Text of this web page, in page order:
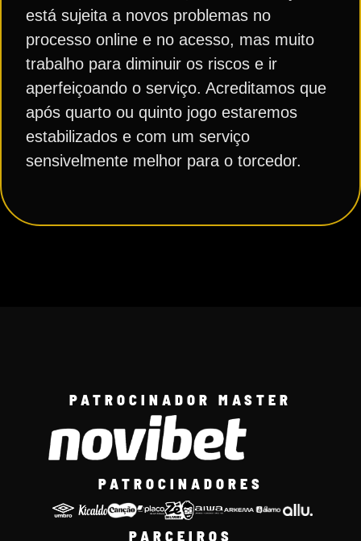
está sujeita a novos problemas no
processo online e no acesso, mas muito
trabalho para diminuir os riscos e ir
aperfeiçoando o serviço. Acreditamos que
após quarto ou quinto jogo estaremos
estabilizados e com um serviço
sensivelmente melhor para o torcedor.
PATROCINADOR MASTER
PATROCINADORES
PARCEIROS